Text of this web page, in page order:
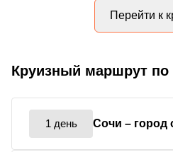
Перейти к
Круизный маршрут
1 день Сочи – город